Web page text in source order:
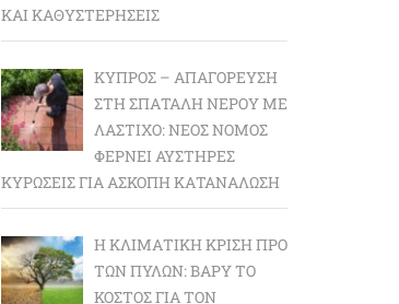
ΚΑΙ ΚΑΘΥΣΤΕΡΉΣΕΙΣ
ΚΎΠΡΟΣ – ΑΠΑΓΌΡΕΥΣΗ
ΣΤΗ ΣΠΑΤΆΛΗ ΝΕΡΟΎ ΜΕ
ΛΆΣΤΙΧΟ: ΝΈΟΣ ΝΌΜΟΣ
ΦΈΡΝΕΙ ΑΥΣΤΗΡΈΣ
ΚΥΡΏΣΕΙΣ ΓΙΑ ΆΣΚΟΠΗ ΚΑΤΑΝΆΛΩΣΗ
Η ΚΛΙΜΑΤΙΚΉ ΚΡΊΣΗ ΠΡΟ
ΤΩΝ ΠΥΛΏΝ: BΑΡΎ ΤΟ
ΚΌΣΤΟΣ ΓΙΑ ΤΟΝ